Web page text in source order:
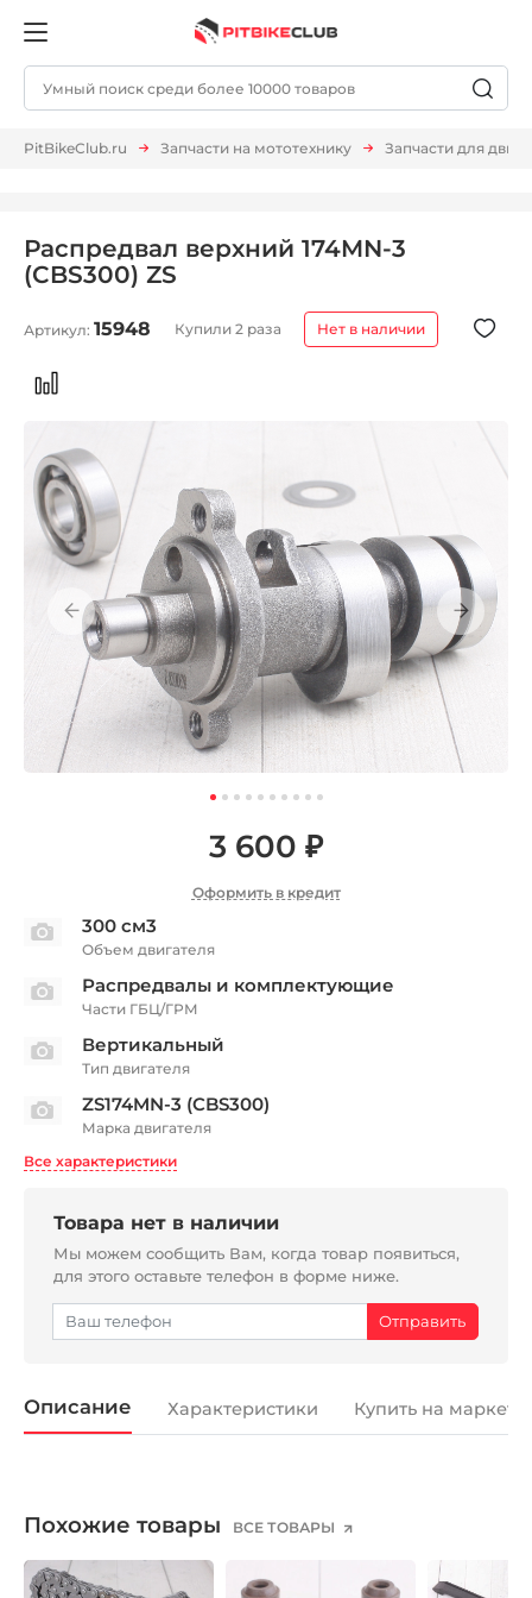
PitBikeClub.ru Запчасти на мототехнику Запчасти для
Распредвал верхний 174MN-3
(CBS300) ZS
Артикул: 15948 Купили 2 раза Нет в наличии
3 600 ₽
Оформить в кредит
300 см3
Объем двигателя
Распредвалы и комплектующие
Части ГБЦ/ГРМ
Вертикальный
Тип двигателя
ZS174MN-3 (CBS300)
Марка двигателя
Все характеристики
Товара нет в наличии
Мы можем сообщить Вам, когда товар появиться,
для этого оставьте телефон в форме ниже.
Описание Характеристики Купить на
Похожие товары ВСЕ ТОВАРЫ